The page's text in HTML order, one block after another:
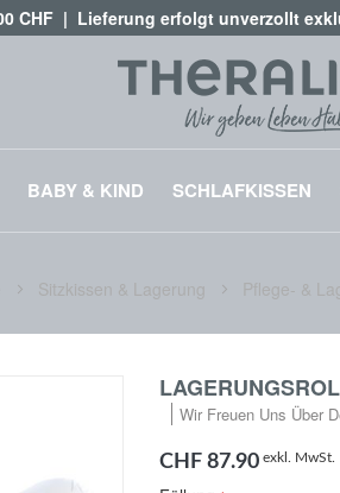
CHF | Lieferung erfolgt unverzollt
BABY & KIND SCHLAFKISSEN
Sitzkissen & Lagerung Pflege- &
Wir Freuen Uns Über
CHF 87.90 exkl. MwSt.